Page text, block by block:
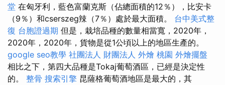
堂 在匈牙利，藍色富蘭克斯（佔總面積的12％），比安卡
（9％）和cserszeg辣（7％）處於最大面積。 台中美式整
復 台胞證過期 但是，栽培品種的數量相當寬，2020年，
2020年，2020年，貨物是從1公頃以上的地區生產的。
google seo教學 社團法人 財團法人 外燴 桃園 外燴擺盤
相比之下，第四大品種是Tokaj葡萄酒區，已經是決定性
的。 整骨 搜索引擎 昆薩格葡萄酒地區是最大的，其